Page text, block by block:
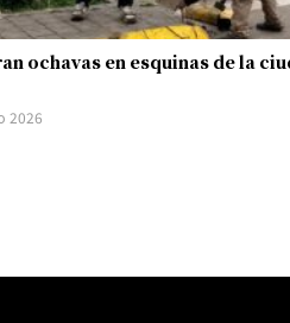
ochavas en esquinas de la
2026